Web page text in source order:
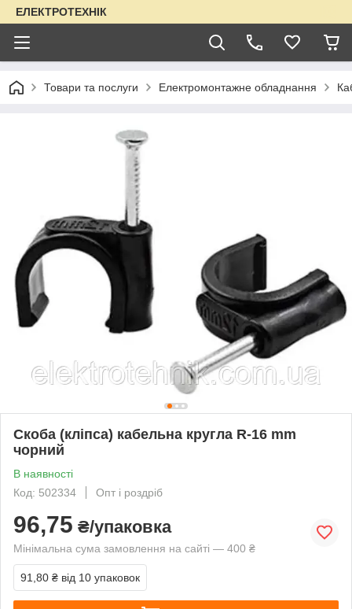
ЕЛЕКТРОТЕХНІК
Товари та послуги Електромонтажне обладнання
Скоба (кліпса) кабельна кругла R-16 mm
чорний
В наявності
Код: 502334
Опт і роздріб
96,75 ₴/упаковка
Мінімальна сума замовлення на сайті — 400 ₴
91,80 ₴ від 10 упаковок